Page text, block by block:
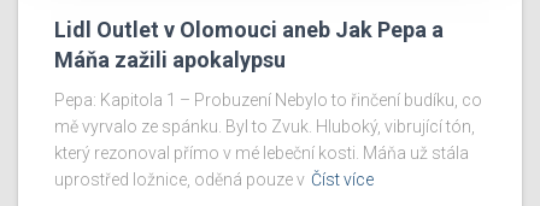
Lidl Outlet v Olomouci aneb Jak Pepa a
Máňa zažili apokalypsu
Pepa: Kapitola 1 – Probuzení Nebylo to řinčení budíku, co
mě vyrvalo ze spánku. Byl to Zvuk. Hluboký, vibrující tón,
který rezonoval přímo v mé lebeční kosti. Máňa už stála
uprostřed ložnice, oděná pouze v Číst více